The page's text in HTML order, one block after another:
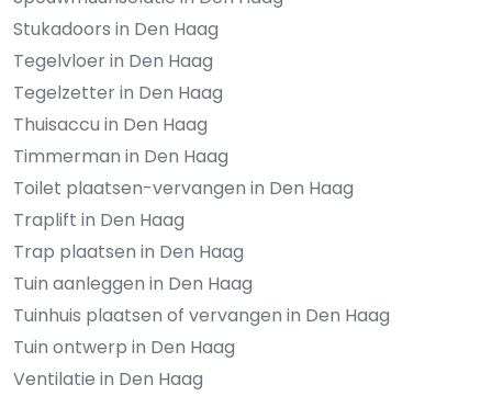
Stukadoors in Den Haag
Tegelvloer in Den Haag
Tegelzetter in Den Haag
Thuisaccu in Den Haag
Timmerman in Den Haag
Toilet plaatsen-vervangen in Den Haag
Traplift in Den Haag
Trap plaatsen in Den Haag
Tuin aanleggen in Den Haag
Tuinhuis plaatsen of vervangen in Den Haag
Tuin ontwerp in Den Haag
Ventilatie in Den Haag